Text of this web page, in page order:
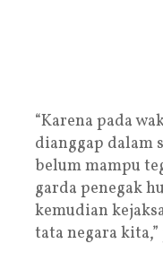
“Karena pada
dianggap dalam
belum mampu
garda penegak
kemudian
tata negara kita,”